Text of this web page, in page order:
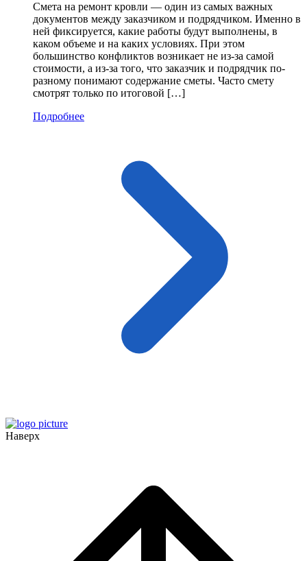
Смета на ремонт кровли — один из самых важных
документов между заказчиком и подрядчиком. Именно в
ней фиксируется, какие работы будут выполнены, в
каком объеме и на каких условиях. При этом
большинство конфликтов возникает не из-за самой
стоимости, а из-за того, что заказчик и подрядчик по-
разному понимают содержание сметы. Часто смету
смотрят только по итоговой […]
Подробнее
Наверх